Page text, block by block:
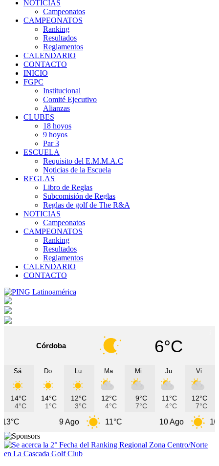
NOTICIAS
Campeonatos
CAMPEONATOS
Ranking
Resultados
Reglamentos
CALENDARIO
CONTACTO
INICIO
FGPC
Institucional
Comité Ejecutivo
Alianzas
CLUBES
18 hoyos
9 hoyos
Par 3
ESCUELA
Requisito del E.M.M.A.C
Noticias de la Escuela
REGLAS
Libro de Reglas
Subcomisión de Reglas
Reglas de golf de The R&A
NOTICIAS
Campeonatos
CAMPEONATOS
Ranking
Resultados
Reglamentos
CALENDARIO
CONTACTO
Córdoba 6°C
Sá
14°C
4°C
Do
14°C
1°C
Lu
12°C
3°C
Ma
12°C
4°C
Mi
9°C
7°C
Ju
11°C
4°C
Vi
12°C
7°C
11°C 10°C